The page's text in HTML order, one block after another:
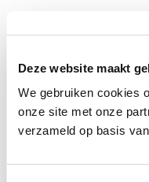
Deze website maakt
We gebruiken cookies
onze site met onze
verzameld op basis